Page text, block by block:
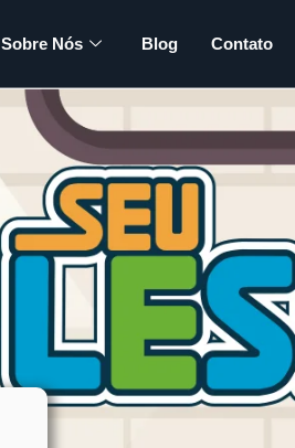
Sobre Nós Blog Contato